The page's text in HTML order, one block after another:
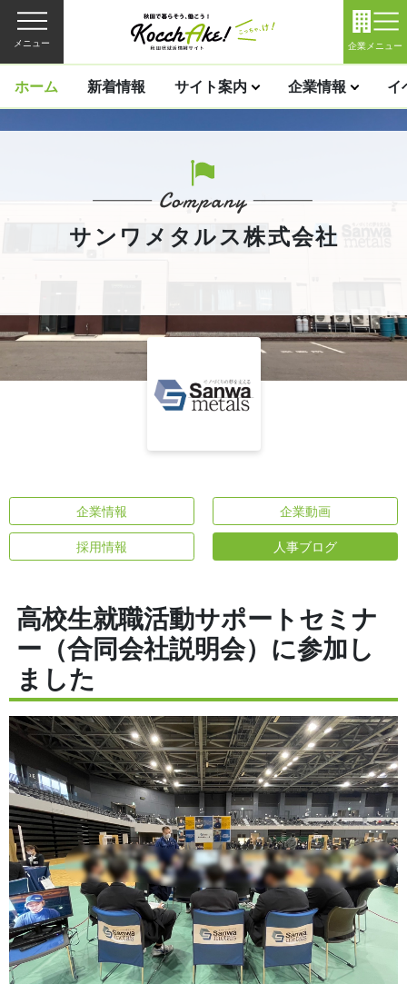
メニュー 企業メニュー
ホーム 新着情報 サイト案内 企業情報 イ
サンワメタルス株式会社
企業情報 企業動画
採用情報 人事ブログ
高校生就職活動サポートセミナ
ー（合同会社説明会）に参加し
ました